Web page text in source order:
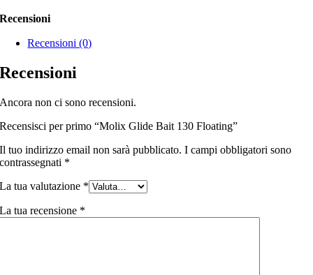
Recensioni
Recensioni (0)
Recensioni
Ancora non ci sono recensioni.
Recensisci per primo “Molix Glide Bait 130 Floating”
Il tuo indirizzo email non sarà pubblicato. I campi obbligatori sono
contrassegnati *
La tua valutazione *
La tua recensione *